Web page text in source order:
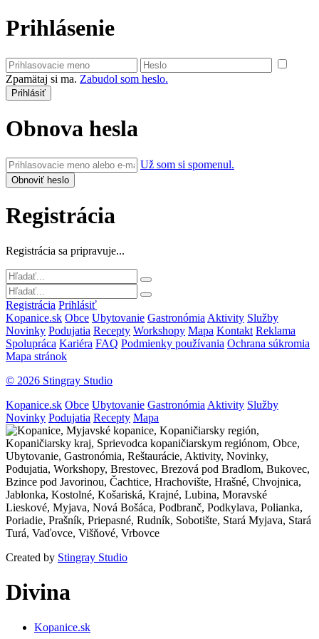
Prihlásenie
Zpamätaj si ma. Zabudol som heslo.
Obnova hesla
Už som si spomenul.
Registrácia
Registrácia sa pripravuje...
Registrácia Prihlásiť
Kopanice.sk Obce Ubytovanie Gastronómia Aktivity Služby
Novinky Podujatia Recepty Workshopy Mapa Kontakt Reklama
Spolupráca Kariéra FAQ Podmienky používania Ochrana súkromia
Mapa stránok
© 2026 Stingray Studio
Kopanice.sk Obce Ubytovanie Gastronómia Aktivity Služby
Novinky Podujatia Recepty Mapa
Created by Stingray Studio
Divina
Kopanice.sk